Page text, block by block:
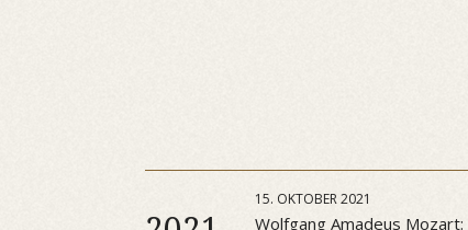
15. OKTOBER 2021
Wolfgang Amadeus